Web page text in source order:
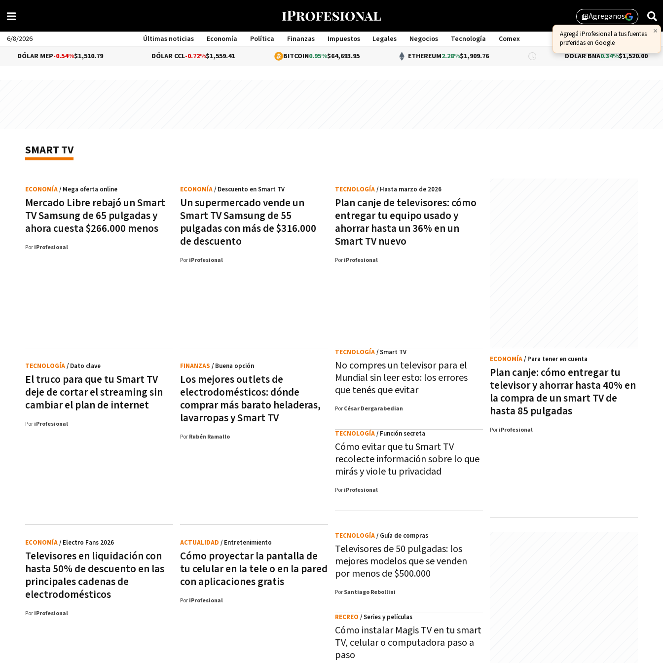
library_addAgreganos
×
Agregá iProfesional a tus fuentes
preferidas en Google
6/8/2026 Últimas noticias Economía Política Finanzas Impuestos Legales Negocios Tecnología
Comex
Management
DÓLAR MEP-0.54%$1,510.79 DÓLAR CCL-0.72%$1,559.41 BITCOIN0.95%$64,693.95 ETHEREUM2.28%$1,909.76 DÓLAR BNA0.34%$1,520.00
SMART TV
Mercado Libre rebajó un Smart
TV Samsung de 65 pulgadas y
ahora cuesta $266.000 menos
ECONOMÍA/ Mega oferta online
Por iProfesional
Un supermercado vende un
Smart TV Samsung de 55
pulgadas con más de $316.000
de descuento
ECONOMÍA/ Descuento en Smart TV
Por iProfesional
El truco para que tu Smart TV
deje de cortar el streaming sin
cambiar el plan de internet
TECNOLOGÍA/ Dato clave
Por iProfesional
Los mejores outlets de
electrodomésticos: dónde
comprar más barato heladeras,
lavarropas y Smart TV
FINANZAS / Buena opción
Por Rubén Ramallo
Plan canje de televisores: cómo
entregar tu equipo usado y
ahorrar hasta un 36% en un
Smart TV nuevo
TECNOLOGÍA/ Hasta marzo de 2026
Por iProfesional
No compres un televisor para el
Mundial sin leer esto: los errores
que tenés que evitar
TECNOLOGÍA/ Smart TV
Por César Dergarabedian
Cómo evitar que tu Smart TV
recolecte información sobre lo que
mirás y viole tu privacidad
TECNOLOGÍA/ Función secreta
Por iProfesional
Plan canje: cómo entregar tu
televisor y ahorrar hasta 40% en
la compra de un smart TV de
hasta 85 pulgadas
ECONOMÍA/ Para tener en cuenta
Por iProfesional
Televisores en liquidación con
hasta 50% de descuento en las
principales cadenas de
electrodomésticos
ECONOMÍA/ Electro Fans 2026
Por iProfesional
Cómo proyectar la pantalla de
tu celular en la tele o en la pared
con aplicaciones gratis
ACTUALIDAD / Entretenimiento
Por iProfesional
Televisores de 50 pulgadas: los
mejores modelos que se venden
por menos de $500.000
TECNOLOGÍA/ Guía de compras
Por Santiago Rebollini
Cómo instalar Magis TV en tu smart
TV, celular o computadora paso a
paso
RECREO / Series y películas